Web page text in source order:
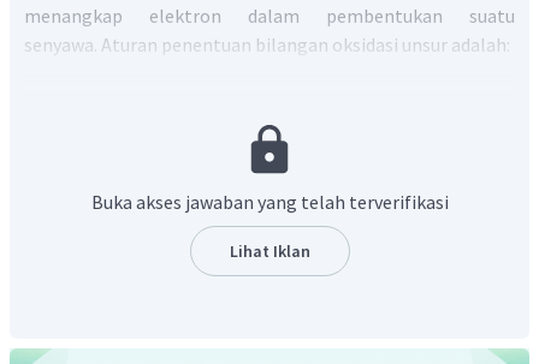
menangkap elektron dalam pembentukan suatu
senyawa. Aturan penentuan bilangan oksidasi unsur adalah:
Umumnya unsur H mempunyai bilangan oksidasi = +1,
kecuali dalam senyawa hidrida, bilangan oksidasi H = –
Umumnya unsur O mempunyai bilangan oksidasi = –2,
kecuali dalam senyawa peroksida, bilangan oksidasi O
oksidasinya = +1, Golongan IIA bilangan oksidasinya =
Buka akses jawaban yang telah terverifikasi
Lihat Iklan